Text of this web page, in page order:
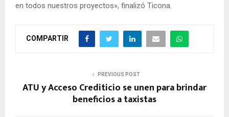
en todos nuestros proyectos», finalizó Ticona.
COMPARTIR
PREVIOUS POST
ATU y Acceso Crediticio se unen para brindar
beneficios a taxistas